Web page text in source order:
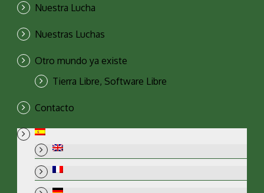
Nuestra Lucha
Nuestras Luchas
Otro mundo ya existe
Tierra Libre, Software Libre
Contacto